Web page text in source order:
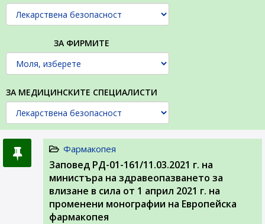
ЗА ФИРМИТЕ
ЗА МЕДИЦИНСКИТЕ СПЕЦИАЛИСТИ
Фармакопея
Заповед РД-01-161/11.03.2021 г. на
министъра на здравеопазването за
влизане в сила от 1 април 2021 г. на
променени монографии на Европейска
фармакопея